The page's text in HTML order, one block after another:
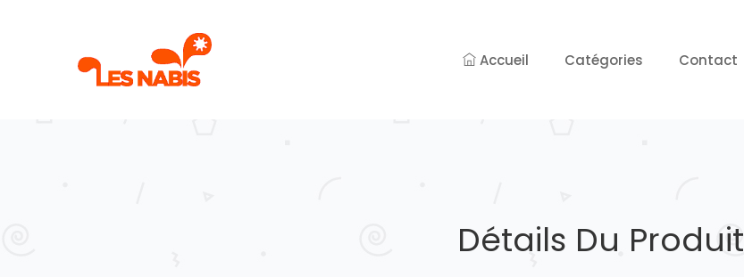
Accueil Catégories Contact
Détails Du Produit